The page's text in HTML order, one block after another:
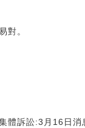
對。
體訴訟:3月16日